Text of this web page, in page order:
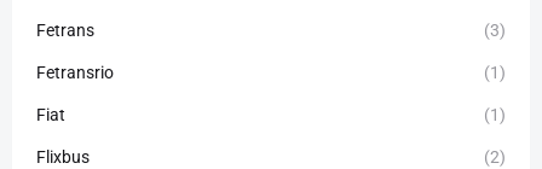
Fetrans (3)
Fetransrio (1)
Fiat (1)
Flixbus (2)